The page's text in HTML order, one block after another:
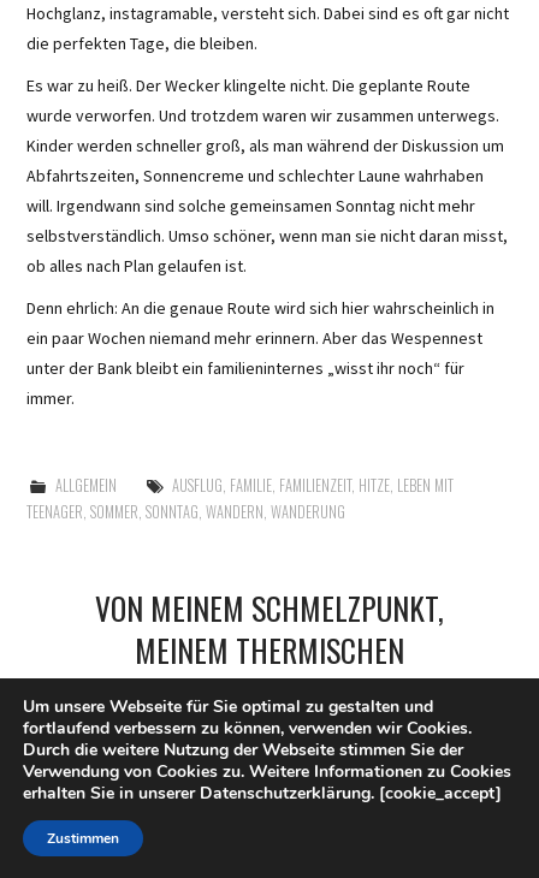
Hochglanz, instagramable, versteht sich. Dabei sind es oft gar nicht
die perfekten Tage, die bleiben.
Es war zu heiß. Der Wecker klingelte nicht. Die geplante Route
wurde verworfen. Und trotzdem waren wir zusammen unterwegs.
Kinder werden schneller groß, als man während der Diskussion um
Abfahrtszeiten, Sonnencreme und schlechter Laune wahrhaben
will. Irgendwann sind solche gemeinsamen Sonntag nicht mehr
selbstverständlich. Umso schöner, wenn man sie nicht daran misst,
ob alles nach Plan gelaufen ist.
Denn ehrlich: An die genaue Route wird sich hier wahrscheinlich in
ein paar Wochen niemand mehr erinnern. Aber das Wespennest
unter der Bank bleibt ein familieninternes „wisst ihr noch“ für
immer.
ALLGEMEIN AUSFLUG FAMILIE, FAMILIENZEIT, HITZE, LEBEN MIT
TEENAGER ,SOMMER ,SONNTAG ,WANDERN ,WANDERUNG
VON MEINEM SCHMELZPUNKT,
MEINEM THERMISCHEN
GEGENPOL UND MEINEM LEBEN
IM PIZZAOFEN
20. JUNI 2026 LASIGNORINA
Um unsere Webseite für Sie optimal zu gestalten und
fortlaufend verbessern zu können, verwenden wir Cookies.
Durch die weitere Nutzung der Webseite stimmen Sie der
Verwendung von Cookies zu. Weitere Informationen zu Cookies
erhalten Sie in unserer Datenschutzerklärung. [cookie_accept]
Zustimmen